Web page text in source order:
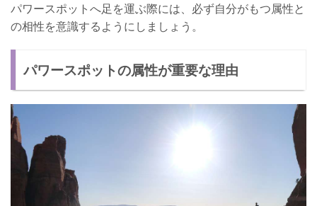
パワースポットへ足を運ぶ際には、必ず自分がもつ属性と
の相性を意識するようにしましょう。
パワースポットの属性が重要な理由